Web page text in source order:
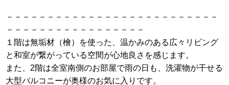
－－－－－－－－－－－－－－－－－－－－－－－－－－
－－－－－－－－－－－－－－－－－
１階は無垢材（檜）を使った、温かみのある広々リビング
と和室が繋がっている空間が心地良さを感じます。
また、2階は全室南側のお部屋で雨の日も、洗濯物が干せる
大型バルコニーが奥様のお気に入りです。